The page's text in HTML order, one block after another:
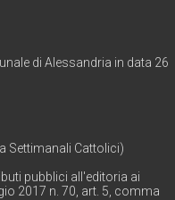
di Alessandria in data 26
Settimanali Cattolici)
pubblici all'editoria ai
2017 n. 70, art. 5, comma